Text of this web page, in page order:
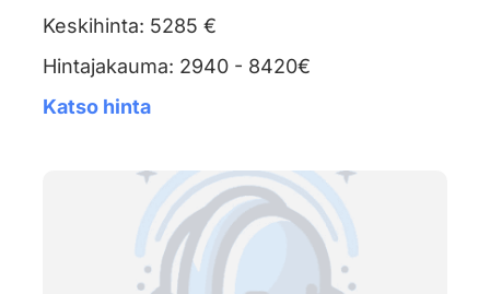
Keskihinta: 5285 €
Hintajakauma: 2940 - 8420€
Katso hinta